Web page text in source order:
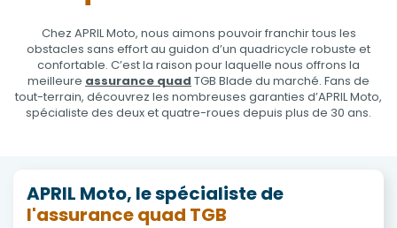
Chez APRIL Moto, nous aimons pouvoir franchir tous les
obstacles sans effort au guidon d’un quadricycle robuste et
confortable. C’est la raison pour laquelle nous offrons la
meilleure assurance quad TGB Blade du marché. Fans de
tout-terrain, découvrez les nombreuses garanties d’APRIL Moto,
spécialiste des deux et quatre-roues depuis plus de 30 ans.
APRIL Moto, le spécialiste de
l'assurance quad TGB